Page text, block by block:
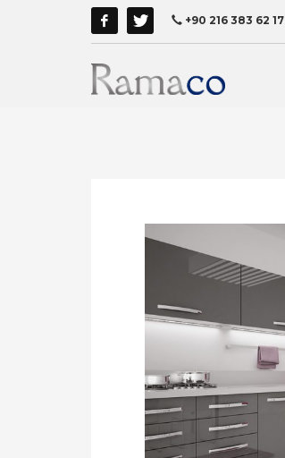
+90 216 383 62 17